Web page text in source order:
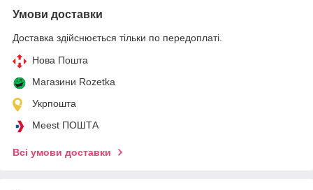
Умови доставки
Доставка здійснюється тільки по передоплаті.
Нова Пошта
Магазини Rozetka
Укрпошта
Meest ПОШТА
Всі умови доставки